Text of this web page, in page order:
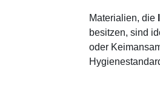
Materialien, die
besitzen, sind
oder